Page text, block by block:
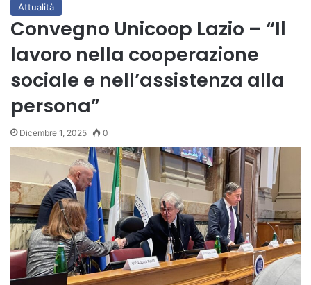
Attualità
Convegno Unicoop Lazio – “Il
lavoro nella cooperazione
sociale e nell’assistenza alla
persona”
Dicembre 1, 2025 0